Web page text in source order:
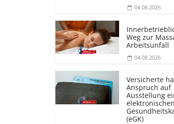
04.08.2026
Weg zur
Arbeitsunfall
04.08.2026
Versicherte
Anspruch auf
Ausstellung
elektronischen
(eGK)